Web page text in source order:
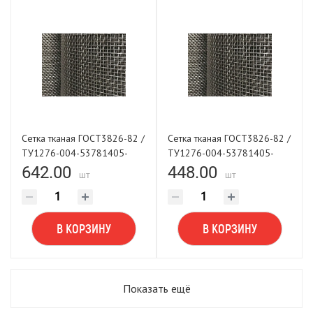
Сетка тканая ГОСТ3826-82 /
ТУ1276-004-53781405-
2001 2,5х0,6х1000
642.00 шт
В КОРЗИНУ
Сетка тканая ГОСТ3826-82 /
ТУ1276-004-53781405-
2001 3,2х0,5х1000
448.00 шт
В КОРЗИНУ
Показать ещё